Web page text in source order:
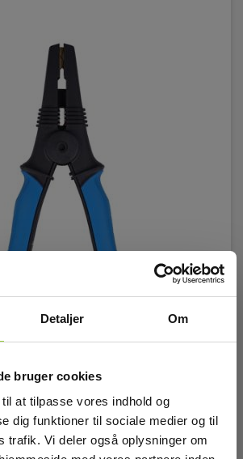
Detaljer Om
bruger cookies
at tilpasse vores indhold og
dig funktioner til sociale medier og til
trafik. Vi deler også oplysninger om
moms
Læg i kurv